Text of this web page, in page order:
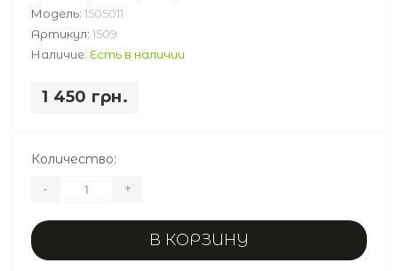
Модель: 1505011
Артикул: 1509
Наличие: Есть в наличии
1 450 грн.
Количество:
- +
В КОРЗИНУ